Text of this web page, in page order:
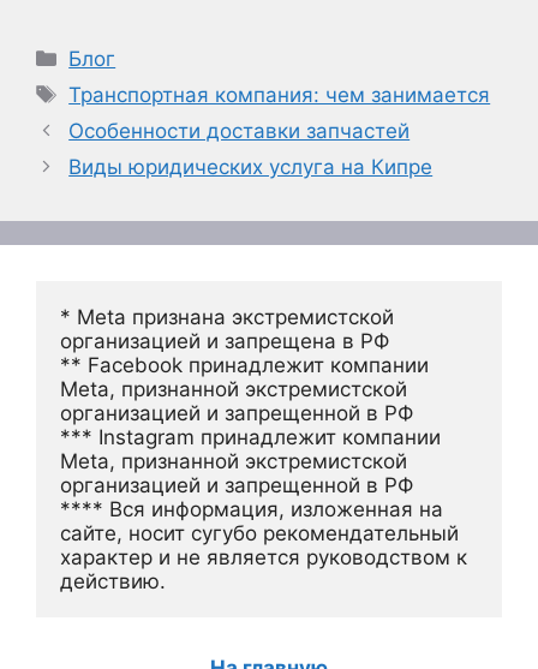
Рубрики
Блог
Метки
Транспортная компания: чем занимается
Особенности доставки запчастей
Виды юридических услуга на Кипре
* Meta признана экстремистской
организацией и запрещена в РФ
** Facebook принадлежит компании
Meta, признанной экстремистской
организацией и запрещенной в РФ
*** Instagram принадлежит компании
Meta, признанной экстремистской
организацией и запрещенной в РФ
**** Вся информация, изложенная на
сайте, носит сугубо рекомендательный
характер и не является руководством к
действию.